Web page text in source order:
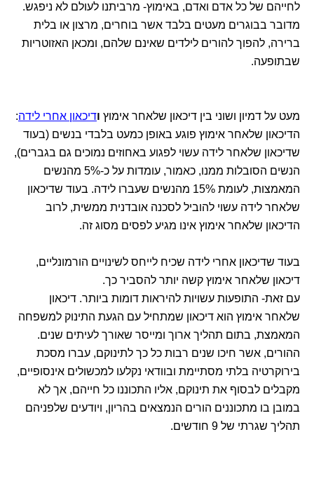
לחייהם של כל אדם ואדם, באימוץ- מרביתנו לעולם לא ניפגש.
מדובר בבוגרים מעטים בלבד אשר בוחרים, מרצון או בלית
ברירה, להפוך להורים לילדים שאינם שלהם, ומכאן האזוטריות
שבתופעה.
מעט על דמיון ושוני בין דיכאון שלאחר אימוץ ודיכאון אחרי לידה:
הדיכאון שלאחר אימוץ פוגע באופן כמעט בלבדי בנשים (בעוד
שדיכאון שלאחר לידה עשוי לפגוע באחוזים נמוכים גם בגברים),
הנשים הסובלות ממנו, כאמור, עומדות על כ-5% מהנשים
המאמצות, לעומת 15% מהנשים שעברו לידה. בעוד שדיכאון
שלאחר לידה עשוי להוביל לסכנה אובדנית ממשית, לרוב
הדיכאון שלאחר אימוץ אינו מגיע לפסים מסוג זה.
בעוד שדיכאון אחרי לידה שכיח לייחס לשינויים הורמונליים,
דיכאון שלאחר אימוץ קשה יותר להסביר כך.
עם זאת- התופעות עשויות להיראות דומות ביותר. דיכאון
שלאחר אימוץ הוא דיכאון שמתחיל עם הגעת התינוק למשפחה
המאמצת, בתום תהליך ארוך ומייסר שאורך לעיתים שנים.
ההורים, אשר חיכו שנים רבות כל כך לתינוקם, עברו מסכת
בירוקרטיה בלתי מסתיימת ובוודאי נקלעו למכשולים אינסופיים,
מקבלים לבסוף את תינוקם, אליו התכוננו כל חייהם, אך לא
במובן בו מתכוננים הורים הנמצאים בהריון, ויודעים שלפניהם
תהליך שגרתי של 9 חודשים.